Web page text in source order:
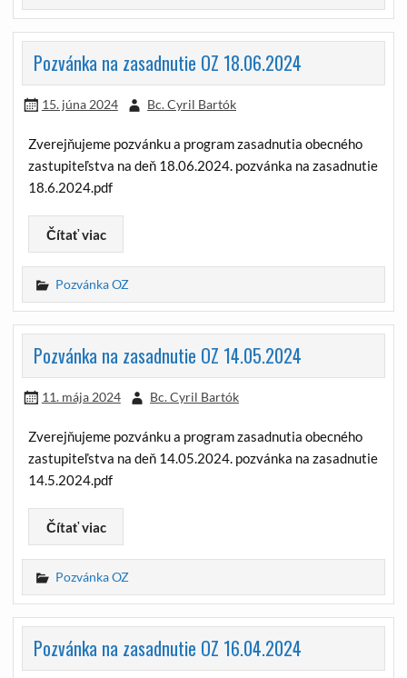
Pozvánka na zasadnutie OZ 18.06.2024
15. júna 2024 Bc. Cyril Bartók
Zverejňujeme pozvánku a program zasadnutia obecného
zastupiteľstva na deň 18.06.2024. pozvánka na zasadnutie
18.6.2024.pdf
Čítať viac
Pozvánka OZ
Pozvánka na zasadnutie OZ 14.05.2024
11. mája 2024 Bc. Cyril Bartók
Zverejňujeme pozvánku a program zasadnutia obecného
zastupiteľstva na deň 14.05.2024. pozvánka na zasadnutie
14.5.2024.pdf
Čítať viac
Pozvánka OZ
Pozvánka na zasadnutie OZ 16.04.2024